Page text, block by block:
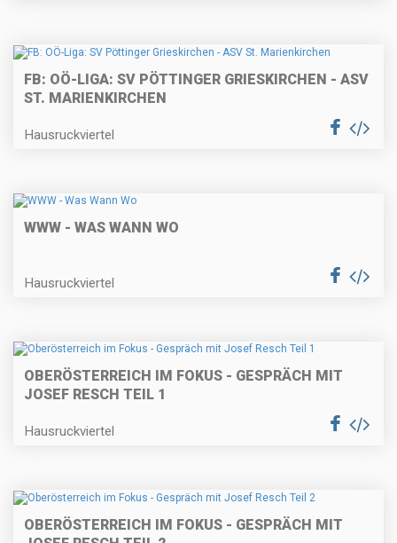
FB: OÖ-LIGA: SV PÖTTINGER GRIESKIRCHEN - ASV
ST. MARIENKIRCHEN
Hausruckviertel
WWW - WAS WANN WO
Hausruckviertel
OBERÖSTERREICH IM FOKUS - GESPRÄCH MIT
JOSEF RESCH TEIL 1
Hausruckviertel
OBERÖSTERREICH IM FOKUS - GESPRÄCH MIT